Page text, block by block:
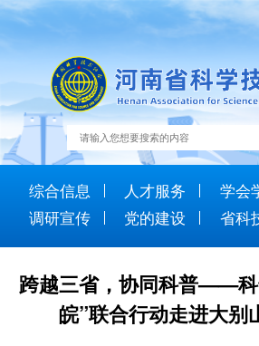
综合信息 人才服务 学会
调研宣传
党的建设 省科
跨越三省，协同科普——
皖”联合行动走进大别